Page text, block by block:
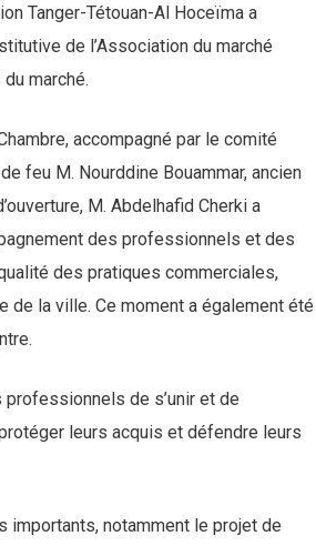
Tanger-Tétouan-Al Hoceïma a
de l’Association du marché
marché.
accompagné par le comité
feu M. Nourddine Bouammar, ancien
M. Abdelhafid Cherki a
des professionnels et des
des pratiques commerciales,
la ville. Ce moment a également été
de s’unir et de
leurs acquis et défendre leurs
importants, notamment le projet de